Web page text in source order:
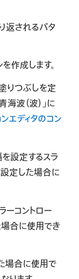
返されるパタ
作成します。
りつぶしを定
海波（波）」に
エディタのコン
設定するスラ
設定した場合に
ーコントロー
場合に使用でき
場合に使用で